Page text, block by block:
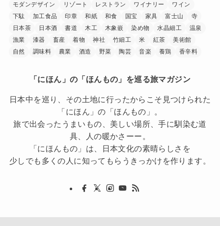
モダンデザイン
リゾート レストラン ワイナリー
ワイン
下駄
加工食品 印章 和紙 和食 国宝 家具 富士山
寺
日本茶
日本酒 書道 木工 木象嵌 染め物 水晶細工
温泉
漁業
漆器 畜産 着物 神社 竹細工 米 紅茶
美術館
自然
調味料 農業 酒造 野菜 陶芸 音楽 養鶏 香辛料
「にほん」の「ほんもの」を巡る旅マガジン
日本中を巡り、その土地に行ったからこそ見つけられた
「にほん」の「ほんもの」。
旅で出会ったうまいもの、美しい場所、手に馴染む道
具、人の暖かさーー。
「にほんもの」は、日本文化の素晴らしさを
少しでも多くの人に知ってもらうきっかけを作ります。